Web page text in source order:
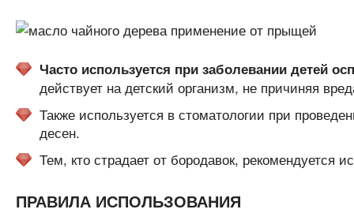
Часто используется при заболевании детей
действует на детский организм, не причиняя
Также используется в стоматологии при
десен.
Тем, кто страдает от бородавок, рекомендуется
ПРАВИЛА ИСПОЛЬЗОВАНИЯ